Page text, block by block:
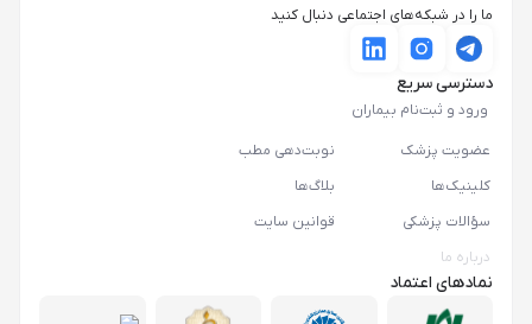
ما را در شبکه‌های اجتماعی دنبال کنید
دسترسی سریع
ورود و ثبت‌نام بیماران
عضویت پزشک
نوبت‌دهی مطب
کلینیک‌ها
بلاگ‌ها
سؤالات پزشکی
قوانین سایت
درباره ما
نمادهای اعتماد